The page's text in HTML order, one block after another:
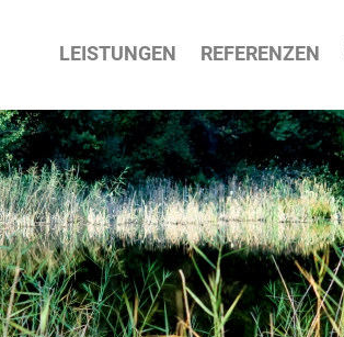
LEISTUNGEN REFERENZEN